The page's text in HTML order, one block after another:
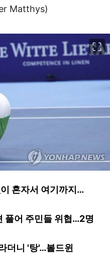
Matthys)
이 혼자서 여기까지…
풀어 주민들 위협…2명
더니 '탕'…볼드윈